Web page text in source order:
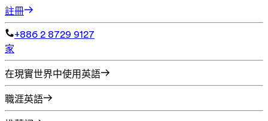
註冊
+886 2 8729 9127
家
在現實世界中使用英語
職涯英語